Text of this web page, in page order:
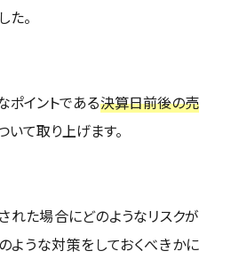
た。
ポイントである決算日前後の売
いて取り上げます。
れた場合にどのようなリスクが
ような対策をしておくべきかに